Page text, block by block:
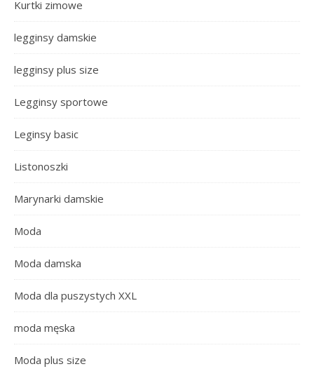
Kurtki zimowe
legginsy damskie
legginsy plus size
Legginsy sportowe
Leginsy basic
Listonoszki
Marynarki damskie
Moda
Moda damska
Moda dla puszystych XXL
moda męska
Moda plus size